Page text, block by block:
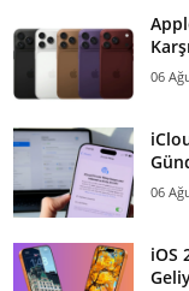
06
06
iOS